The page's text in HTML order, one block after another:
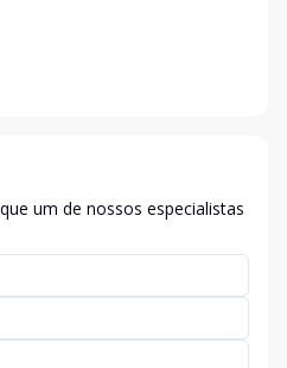
um de nossos especialistas